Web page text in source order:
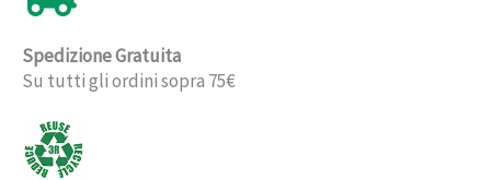
Spedizione Gratuita
Su tutti gli ordini sopra 75€